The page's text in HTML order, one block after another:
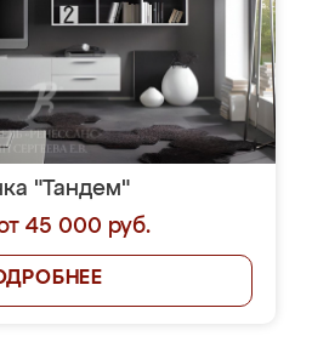
"Тандем"
45 000 руб.